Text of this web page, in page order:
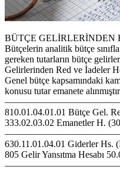
BÜTÇE GELİRLERİNDEN
Bütçelerin analitik bütçe
gereken tutarların bütçe
Gelirlerinden Red ve İadeler
Genel bütçe kapsamındaki
konusu tutar emanete
810.01.04.01.01 Bütçe Gel.
333.02.03.02 Emanetler H.
630.11.01.04.01 Giderler Hs.
805 Gelir Yansıtma Hesabı